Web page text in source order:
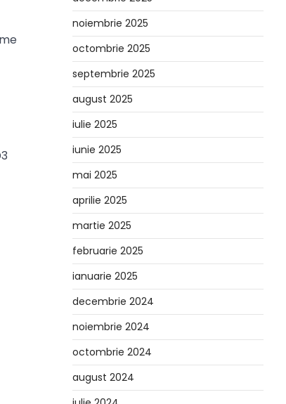
noiembrie 2025
octombrie 2025
septembrie 2025
august 2025
iulie 2025
iunie 2025
mai 2025
aprilie 2025
martie 2025
februarie 2025
ianuarie 2025
decembrie 2024
noiembrie 2024
octombrie 2024
august 2024